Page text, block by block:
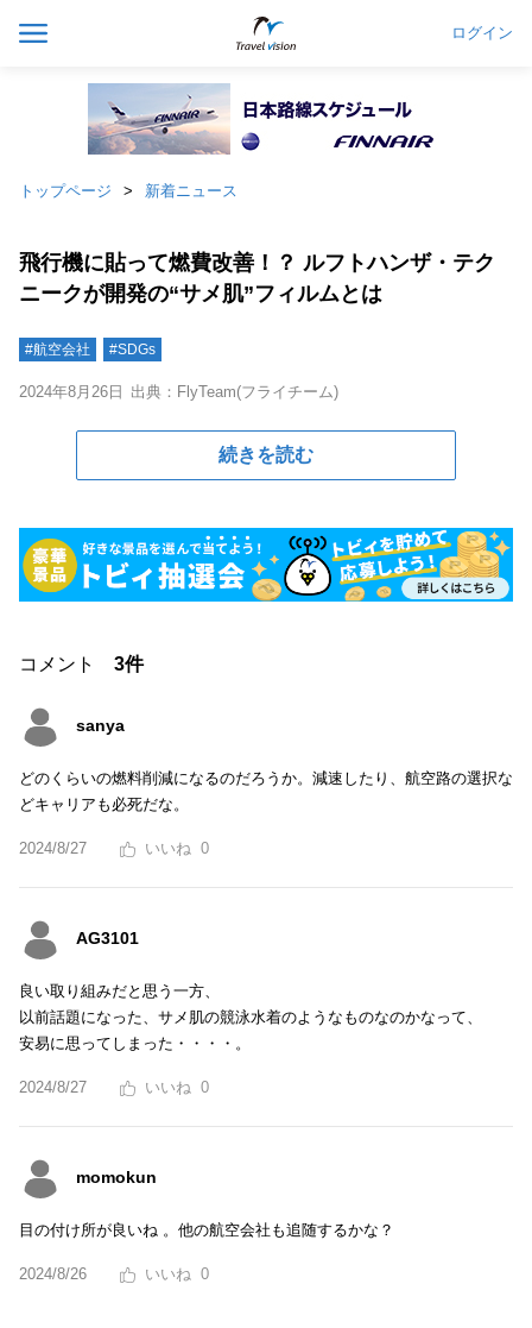
ログイン
トップページ 新着ニュース
飛行機に貼って燃費改善！？ ルフトハンザ・テク
ニークが開発の“サメ肌”フィルムとは
#航空会社 #SDGs
2024年8月26日 出典：FlyTeam(フライチーム)
続きを読む
コメント 3件
sanya
どのくらいの燃料削減になるのだろうか。減速したり、航空路の選択な
どキャリアも必死だな。
2024/8/27 0
AG3101
良い取り組みだと思う一方、
以前話題になった、サメ肌の競泳水着のようなものなのかなって、
安易に思ってしまった・・・・。
2024/8/27 0
momokun
目の付け所が良いね 。他の航空会社も追随するかな？
2024/8/26 0